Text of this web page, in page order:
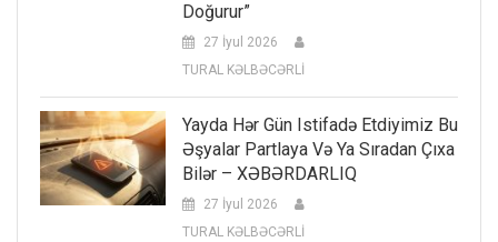
Doğurur”
27 İyul 2026
TURAL KƏLBƏCƏRLİ
Yayda Hər Gün Istifadə Etdiyimiz Bu
Əşyalar Partlaya Və Ya Sıradan Çıxa
Bilər – XƏBƏRDARLIQ
27 İyul 2026
TURAL KƏLBƏCƏRLİ